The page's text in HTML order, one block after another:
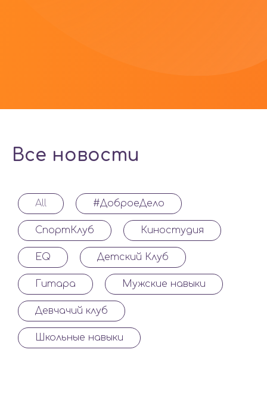
Все новости
All #ДоброеДело
СпортКлуб Киностудия
EQ Детский Клуб
Гитара Мужские навыки
Девчачий клуб
Школьные навыки